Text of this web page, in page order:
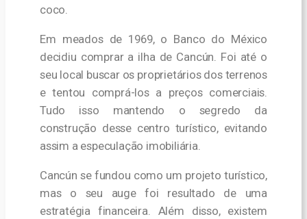
coco.
Em meados de 1969, o Banco do México
decidiu comprar a ilha de Cancún. Foi até o
seu local buscar os proprietários dos terrenos
e tentou comprá-los a preços comerciais.
Tudo isso mantendo o segredo da
construção desse centro turístico, evitando
assim a especulação imobiliária.
Cancún se fundou como um projeto turístico,
mas o seu auge foi resultado de uma
estratégia financeira. Além disso, existem